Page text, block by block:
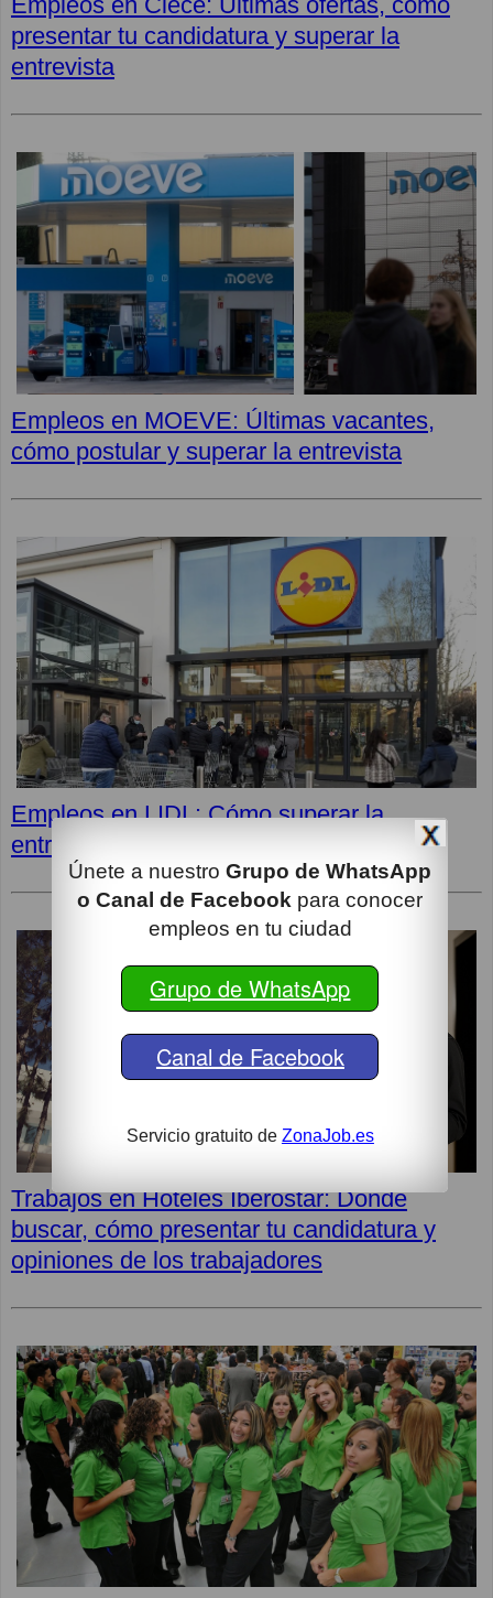
Únete a nuestro Grupo de WhatsApp
o Canal de Facebook para conocer
empleos en tu ciudad
Grupo de WhatsApp
Canal de Facebook
Servicio gratuito de ZonaJob.es
presentar tu candidatura y superar la
entrevista
Empleos en MOEVE: Últimas vacantes,
cómo postular y superar la entrevista
Empleos en LIDL: Cómo superar la
entrevista y opiniones de los empleados
Trabajos en Hoteles Iberostar: Dónde
buscar, cómo presentar tu candidatura y
opiniones de los trabajadores